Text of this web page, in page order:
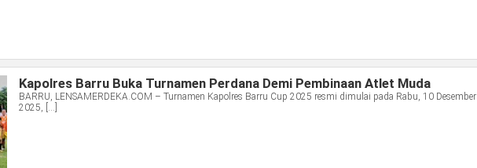
Kapolres Barru Buka Turnamen Perdana Demi Pembinaan Atlet Muda
BARRU, LENSAMERDEKA.COM – Turnamen Kapolres Barru Cup 2025 resmi dimulai pada Rabu, 10 Desember
2025, […]